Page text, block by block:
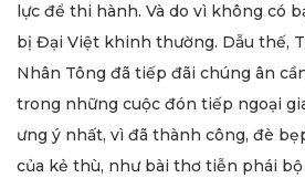
lực để thi hành. Và do vì không có
bị Đại Việt khinh thường. Dẫu thế,
Nhân Tông đã tiếp đãi chúng ân
trong những cuộc đón tiếp ngoại
ưng ý nhất, vì đã thành công, đè
của kẻ thù, như bài thơ tiễn phái